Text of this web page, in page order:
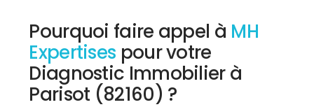
Pourquoi faire appel à MH
Expertises pour votre
Diagnostic Immobilier à
Parisot (82160) ?